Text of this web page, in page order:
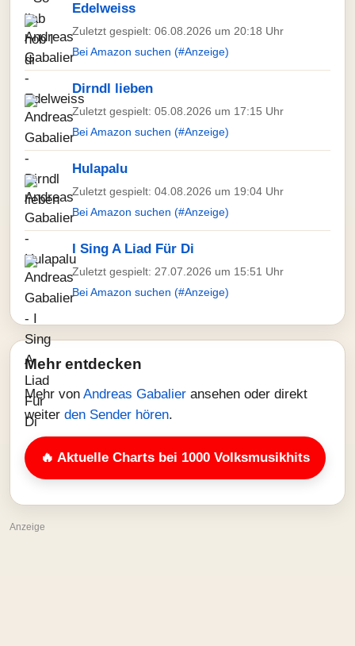
Edelweiss
Zuletzt gespielt: 06.08.2026 um 20:18 Uhr
Bei Amazon suchen (#Anzeige)
Dirndl lieben
Zuletzt gespielt: 05.08.2026 um 17:15 Uhr
Bei Amazon suchen (#Anzeige)
Hulapalu
Zuletzt gespielt: 04.08.2026 um 19:04 Uhr
Bei Amazon suchen (#Anzeige)
I Sing A Liad Für Di
Zuletzt gespielt: 27.07.2026 um 15:51 Uhr
Bei Amazon suchen (#Anzeige)
Mehr entdecken
Mehr von Andreas Gabalier ansehen oder direkt
weiter den Sender hören.
🔥 Aktuelle Charts bei 1000 Volksmusikhits
Anzeige